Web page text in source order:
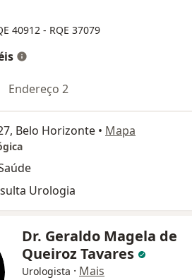
40912 - RQE 37079
Endereço 2
Belo Horizonte • Mapa
Urologia
Dr. Geraldo Magela de
Queiroz Tavares
Urologista · Mais